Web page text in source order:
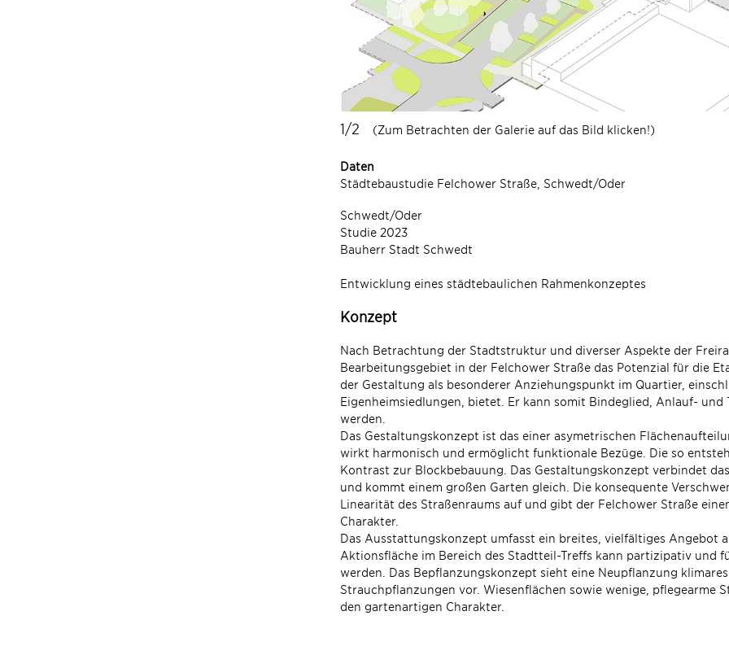
1/2 (Zum Betrachten der Galerie auf das Bild klicken!)
Daten
Städtebaustudie Felchower Straße, Schwedt/Oder
Schwedt/Oder
Studie 2023
Bauherr Stadt Schwedt
Entwicklung eines städtebaulichen Rahmenkonzeptes
Konzept
Nach Betrachtung der Stadtstruktur und diverser Aspekte der
Bearbeitungsgebiet in der Felchower Straße das Potenzial für die
der Gestaltung als besonderer Anziehungspunkt im Quartier,
Eigenheimsiedlungen, bietet. Er kann somit Bindeglied, Anlauf-
werden.
Das Gestaltungskonzept ist das einer asymetrischen
wirkt harmonisch und ermöglicht funktionale Bezüge. Die so
Kontrast zur Blockbebauung. Das Gestaltungskonzept verbindet
und kommt einem großen Garten gleich. Die konsequente
Linearität des Straßenraums auf und gibt der Felchower Straße
Charakter.
Das Ausstattungskonzept umfasst ein breites, vielfältiges Angebot
Aktionsfläche im Bereich des Stadtteil-Treffs kann partizipativ und
werden. Das Bepflanzungskonzept sieht eine Neupflanzung
Strauchpflanzungen vor. Wiesenflächen sowie wenige, pflegearme
den gartenartigen Charakter.